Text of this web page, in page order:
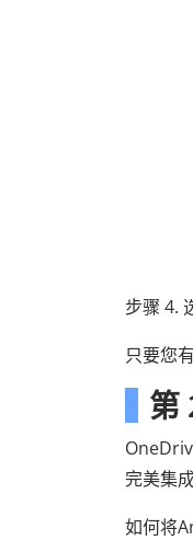
步骤 4.
只要您
第
完美集
如何将